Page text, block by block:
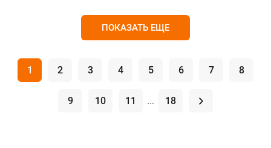
ПОКАЗАТЬ ЕЩЕ
1 2 3 4 5 6 7 8
9 10 11 ... 18 .